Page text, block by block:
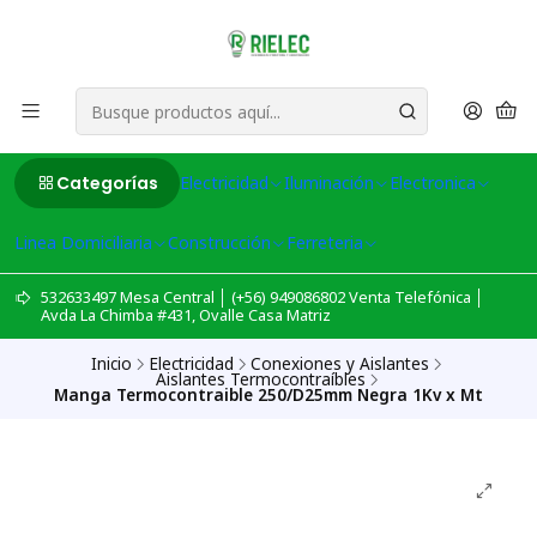
Categorías Electricidad Iluminación Electronica
Linea Domiciliaria Construcción Ferreteria
532633497 Mesa Central │ (+56) 949086802 Venta Telefónica │
Avda La Chimba #431, Ovalle Casa Matriz
Inicio Electricidad Conexiones y Aislantes
Aislantes Termocontraíbles
Manga Termocontraible 250/D25mm Negra 1Kv x Mt